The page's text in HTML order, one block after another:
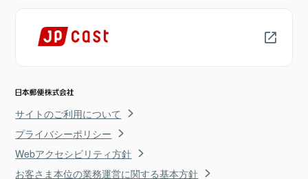
サイトのご利用について
プライバシーポリシー
Webアクセシビリティ方針
お客さま本位の業務運営に関する基本方針